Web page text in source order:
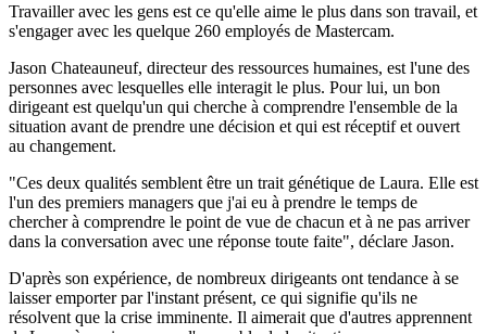
Travailler avec les gens est ce qu'elle aime le plus dans son travail, et
s'engager avec les quelque 260 employés de Mastercam.
Jason Chateauneuf, directeur des ressources humaines, est l'une des
personnes avec lesquelles elle interagit le plus. Pour lui, un bon
dirigeant est quelqu'un qui cherche à comprendre l'ensemble de la
situation avant de prendre une décision et qui est réceptif et ouvert
au changement.
"Ces deux qualités semblent être un trait génétique de Laura. Elle est
l'un des premiers managers que j'ai eu à prendre le temps de
chercher à comprendre le point de vue de chacun et à ne pas arriver
dans la conversation avec une réponse toute faite", déclare Jason.
D'après son expérience, de nombreux dirigeants ont tendance à se
laisser emporter par l'instant présent, ce qui signifie qu'ils ne
résolvent que la crise imminente. Il aimerait que d'autres apprennent